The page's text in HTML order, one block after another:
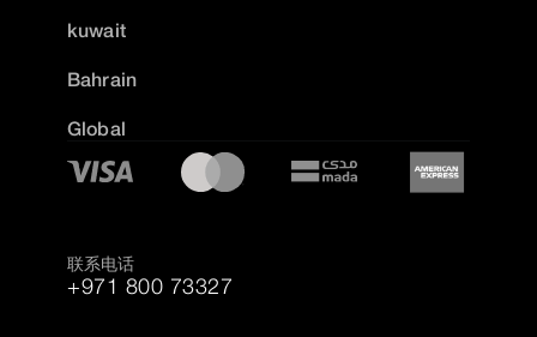
kuwait
Bahrain
Global
联系电话
+971 800 73327